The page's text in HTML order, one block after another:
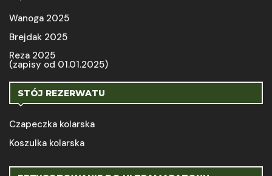
Wanoga 2025
Brejdak 2025
Reza 2025
(zapisy od 01.01.2025)
STÓJ REZERWATU
Czapeczka kolarska
Koszulka kolarska